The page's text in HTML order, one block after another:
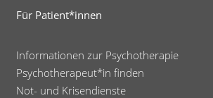
Für Patient*innen
Informationen zur Psychotherapie
Psychotherapeut*in finden
Not- und Krisendienste